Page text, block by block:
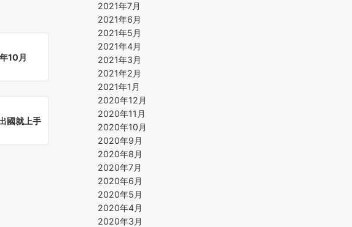
10月
國就上手
2021年7月
2021年6月
2021年5月
2021年4月
2021年3月
2021年2月
2021年1月
2020年12月
2020年11月
2020年10月
2020年9月
2020年8月
2020年7月
2020年6月
2020年5月
2020年4月
2020年3月